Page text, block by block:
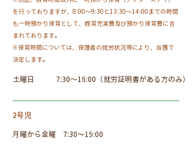
を行っておりますが、 8:00〜9:30と13:30〜14:00までの時間
も一時預かり保育として、教育充実費及び預かり保育費に含
まれております。
※保育時間については、保護者の就労状況等により、当園で
決定します。
​土曜日 7:30～16:00（就労証明書がある方のみ）
2号児
月曜から金曜 7:30～19:00